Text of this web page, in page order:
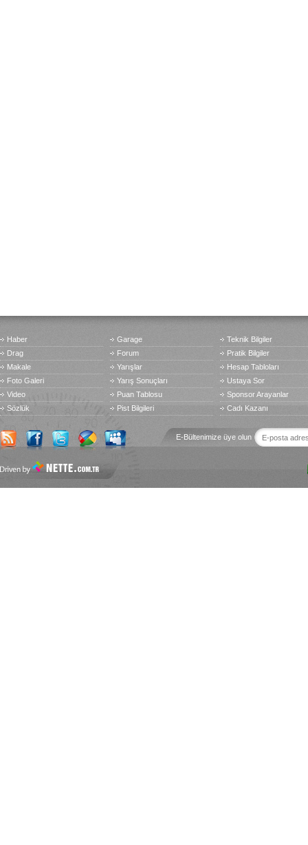
Haber Garage
Teknik Bilgiler
Drag
Forum
Pratik Bilgiler
Makale
Yarışlar
Hesap Tabloları
Foto Galeri
Yarış Sonuçları
Ustaya Sor
Video
Puan Tablosu
Sponsor Arayanlar
Sözlük
Pist Bilgileri Cadı Kazanı
E-Bültenimize üye olun